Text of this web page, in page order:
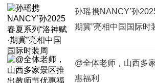
孙瑶携NANCY’孙
期冀”亮相中国国际时
@全体老师，山西多
惠福利